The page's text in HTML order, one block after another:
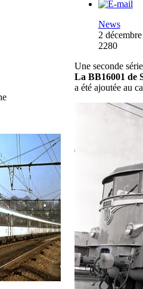
News
2
2280
Une seconde
La BB16001 de
a été ajoutée au